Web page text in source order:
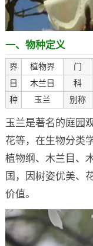
一、物种定义
界 植物界 门
目
木兰目 科
种
玉兰 别称
玉兰是著名的庭园
花等，在生物分类
植物纲、木兰目、
国，因树姿优美、
价值。